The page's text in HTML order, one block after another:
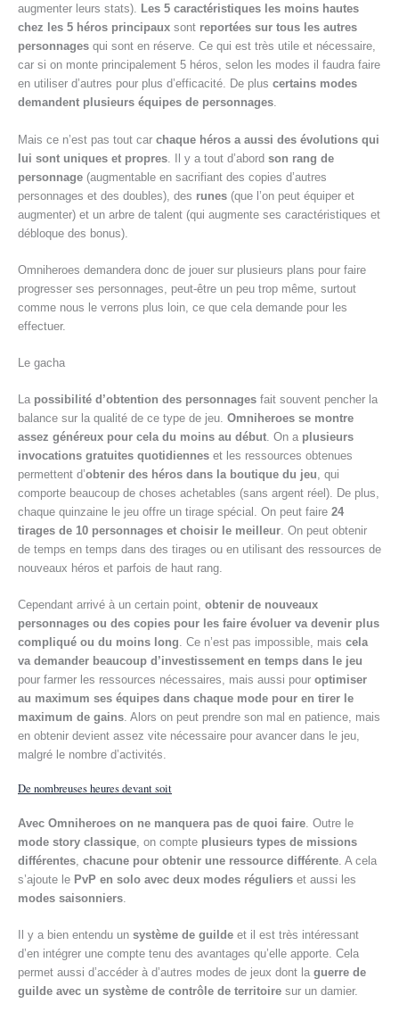
augmenter leurs stats). Les 5 caractéristiques les moins hautes
chez les 5 héros principaux sont reportées sur tous les autres
personnages qui sont en réserve. Ce qui est très utile et nécessaire,
car si on monte principalement 5 héros, selon les modes il faudra faire
en utiliser d’autres pour plus d’efficacité. De plus certains modes
demandent plusieurs équipes de personnages.
Mais ce n’est pas tout car chaque héros a aussi des évolutions qui
lui sont uniques et propres . Il y a tout d’abord son rang de
personnage (augmentable en sacrifiant des copies d’autres
personnages et des doubles), des runes (que l’on peut équiper et
augmenter) et un arbre de talent (qui augmente ses caractéristiques et
débloque des bonus).
Omniheroes demandera donc de jouer sur plusieurs plans pour faire
progresser ses personnages, peut-être un peu trop même, surtout
comme nous le verrons plus loin, ce que cela demande pour les
effectuer.
Le gacha
La possibilité d’obtention des personnages fait souvent pencher la
balance sur la qualité de ce type de jeu. Omniheroes se montre
assez généreux pour cela du moins au début . On a plusieurs
invocations gratuites quotidiennes et les ressources obtenues
permettent d’obtenir des héros dans la boutique du jeu , qui
comporte beaucoup de choses achetables (sans argent réel). De plus,
chaque quinzaine le jeu offre un tirage spécial. On peut faire 24
tirages de 10 personnages et choisir le meilleur . On peut obtenir
de temps en temps dans des tirages ou en utilisant des ressources de
nouveaux héros et parfois de haut rang.
Cependant arrivé à un certain point, obtenir de nouveaux
personnages ou des copies pour les faire évoluer va devenir plus
compliqué ou du moins long . Ce n’est pas impossible, mais cela
va demander beaucoup d’investissement en temps dans le jeu
pour farmer les ressources nécessaires, mais aussi pour optimiser
au maximum ses équipes dans chaque mode pour en tirer le
maximum de gains . Alors on peut prendre son mal en patience, mais
en obtenir devient assez vite nécessaire pour avancer dans le jeu,
malgré le nombre d’activités.
De nombreuses heures devant soit
Avec Omniheroes on ne manquera pas de quoi faire . Outre le
mode story classique , on compte plusieurs types de missions
différentes chacune pour obtenir une ressource différente . A cela
s’ajoute le PvP en solo avec deux modes réguliers et aussi les
modes saisonniers
Il y a bien entendu un système de guilde et il est très intéressant
d’en intégrer une compte tenu des avantages qu’elle apporte. Cela
permet aussi d’accéder à d’autres modes de jeux dont la guerre de
guilde avec un système de contrôle de territoire sur un damier.